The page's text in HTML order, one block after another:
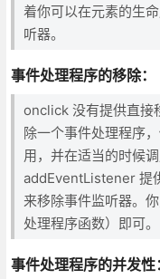
着你可以在元素的生
听器。
事件处理程序的移除：
onclick 没有提供直接
除一个事件处理程序
用，并在适当的时候
addEventListener 提
来移除事件监听器。
处理程序函数）即可。
事件处理程序的并发性：